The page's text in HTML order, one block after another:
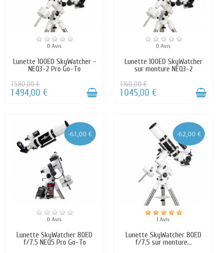
0 Avis
Lunette 100ED SkyWatcher -
NEQ3-2 Pro Go-To
1 580,00 €
1 494,00 €
0 Avis
Lunette 100ED SkyWatcher
sur monture NEQ3-2
1 160,00 €
1 045,00 €
-61,00 €
0 Avis
Lunette SkyWatcher 80ED
f/7.5 NEQ5 Pro Go-To
-62,00 €
1 Avis
Lunette SkyWatcher 80ED
f/7.5 sur monture...